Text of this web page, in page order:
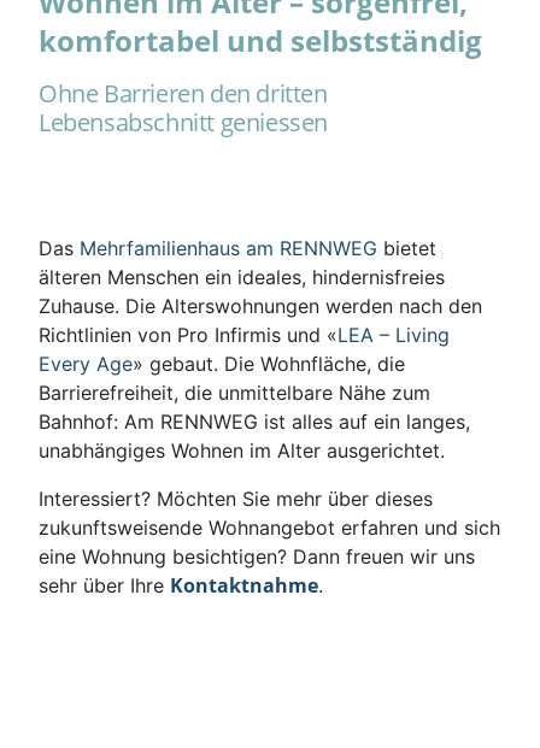
komfortabel und selbstständig
Ohne Barrieren den dritten
Lebensabschnitt geniessen
Das Mehrfamilienhaus am RENNWEG bietet
älteren Menschen ein ideales, hindernisfreies
Zuhause. Die Alterswohnungen werden nach den
Richtlinien von Pro Infirmis und «LEA – Living
Every Age» gebaut. Die Wohnfläche, die
Barrierefreiheit, die unmittelbare Nähe zum
Bahnhof: Am RENNWEG ist alles auf ein langes,
unabhängiges Wohnen im Alter ausgerichtet.
Interessiert? Möchten Sie mehr über dieses
zukunftsweisende Wohnangebot erfahren und sich
eine Wohnung besichtigen? Dann freuen wir uns
sehr über Ihre Kontaktnahme.